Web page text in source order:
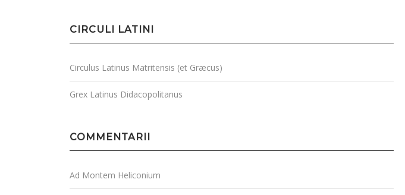
CIRCULI LATINI
Circulus Latinus Matritensis (et Græcus)
Grex Latinus Didacopolitanus
COMMENTARII
Ad Montem Heliconium